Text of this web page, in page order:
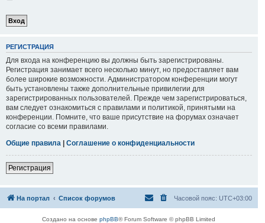
РЕГИСТРАЦИЯ
Для входа на конференцию вы должны быть зарегистрированы.
Регистрация занимает всего несколько минут, но предоставляет вам
более широкие возможности. Администратором конференции могут
быть установлены также дополнительные привилегии для
зарегистрированных пользователей. Прежде чем зарегистрироваться,
вам следует ознакомиться с правилами и политикой, принятыми на
конференции. Помните, что ваше присутствие на форумах означает
согласие со всеми правилами.
Общие правила
Соглашение о конфиденциальности
Регистрация
На портал Список форумов Часовой пояс: UTC+03:00
Создано на основеphpBB® Forum Software © phpBB Limited